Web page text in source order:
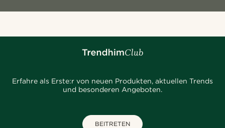
Erfahre als Erste:r von neuen Produkten, aktuellen Trends
und besonderen Angeboten.
BEITRETEN